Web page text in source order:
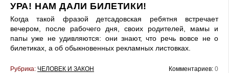
УРА! НАМ ДАЛИ БИЛЕТИКИ!
Когда такой фразой детсадовская ребятня встречает
вечером, после рабочего дня, своих родителей, мамы и
папы уже не удивляются: они знают, что речь вовсе не о
билетиках, а об обыкновенных рекламных листовках.
Рубрика: ЧЕЛОВЕК И ЗАКОН Комментариев: 0